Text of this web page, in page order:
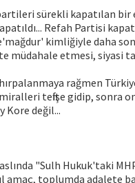
sürekli kapatılan
Refah Partisi
kimliğiyle daha
müdahale etmesi, siyasi
rağmen
teftişe gidip, sonra
Kore değil...
aslında "Sulh Hukuk'taki
amaç, toplumda adalete